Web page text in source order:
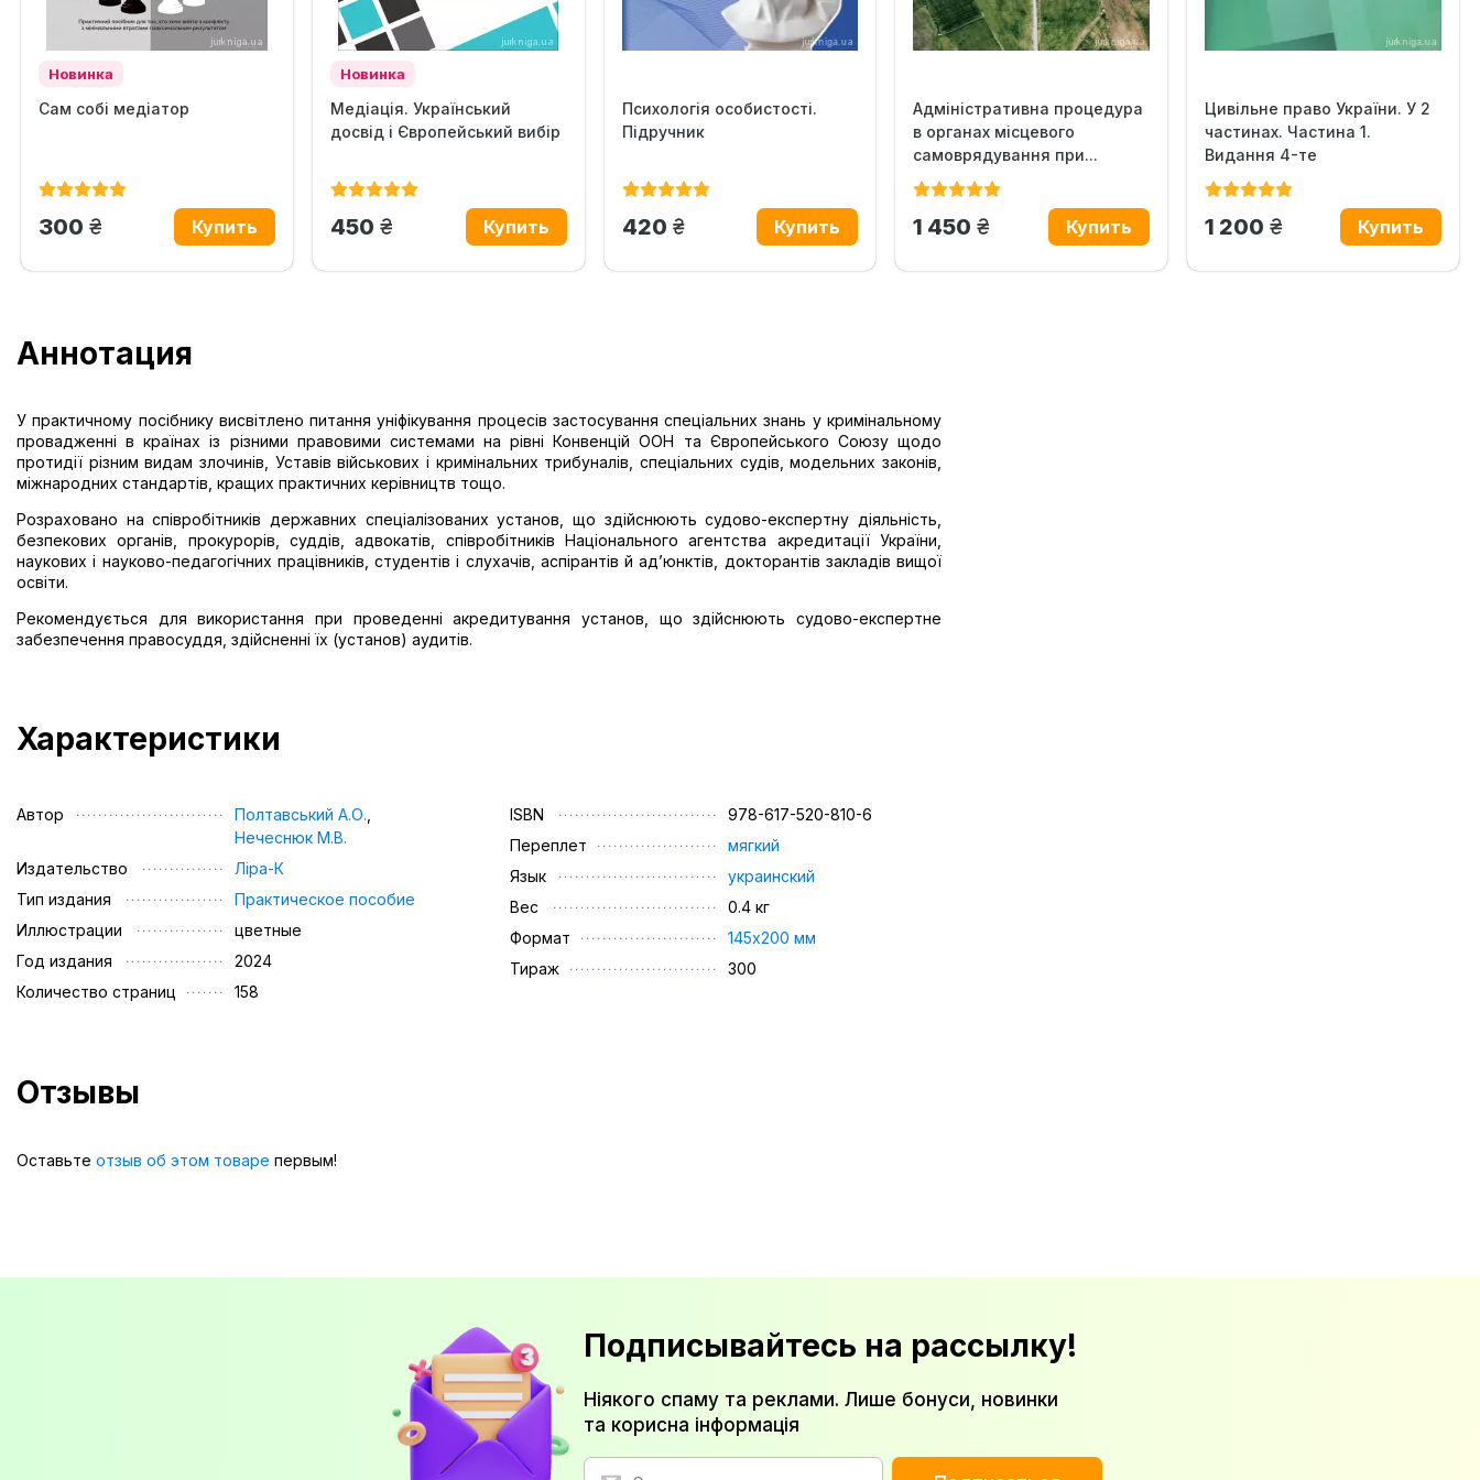
Новинка
Сам собі медіатор
300 грн.
Новинка
Медіація. Український
досвід і Європейський вибір
450 грн.
Психологія особистості.
Підручник
420 грн.
Адміністративна процедура
в органах місцевого
самоврядування при...
1 450 грн.
Цивільне право України. У 2
частинах. Частина 1.
Видання 4-те
1 200 грн.
Аннотация
У практичному посібнику висвітлено питання уніфікування процесів застосування спеціальних знань у кримінальному
провадженні в країнах із різними правовими системами на рівні Конвенцій ООН та Європейського Союзу щодо
протидії різним видам злочинів, Уставів військових і кримінальних трибуналів, спеціальних судів, модельних законів,
міжнародних стандартів, кращих практичних керівництв тощо.
Розраховано на співробітників державних спеціалізованих установ, що здійснюють судово-експертну діяльність,
безпекових органів, прокурорів, суддів, адвокатів, співробітників Національного агентства акредитації України,
наукових і науково-педагогічних працівників, студентів і слухачів, аспірантів й ад’юнктів, докторантів закладів вищої
освіти.
Рекомендується для використання при проведенні акредитування установ, що здійснюють судово-експертне
забезпечення правосуддя, здійсненні їх (установ) аудитів.
Характеристики
Автор Полтавський А.О.
Нечеснюк М.В.
Издательство
Ліра-К
Тип издания
Практическое пособие
Иллюстрации
цветные
Год издания
2024
Количество страниц
158
ISBN
978-617-520-810-6
Переплет
мягкий
Язык
украинский
Вес
0.4 кг
Формат
145х200 мм
Тираж
300
Отзывы
Оставьте отзыв об этом товаре первым!
Подписывайтесь на рассылку!
Ніякого спаму та реклами. Лише бонуси, новинки
та корисна інформація